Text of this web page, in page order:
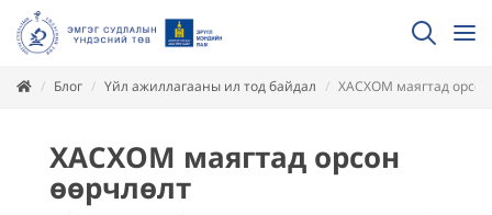
Блог Үйл ажиллагааны ил тод байдал ХАСХОМ маягтад
ХАСХОМ маягтад орсон
өөрчлөлт